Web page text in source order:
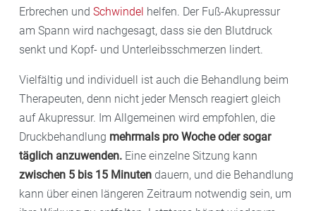
Erbrechen und Schwindel helfen. Der Fuß-Akupressur
am Spann wird nachgesagt, dass sie den Blutdruck
senkt und Kopf- und Unterleibsschmerzen lindert.
Vielfältig und individuell ist auch die Behandlung beim
Therapeuten, denn nicht jeder Mensch reagiert gleich
auf Akupressur. Im Allgemeinen wird empfohlen, die
Druckbehandlung mehrmals pro Woche oder sogar
täglich anzuwenden. Eine einzelne Sitzung kann
zwischen 5 bis 15 Minuten dauern, und die Behandlung
kann über einen längeren Zeitraum notwendig sein, um